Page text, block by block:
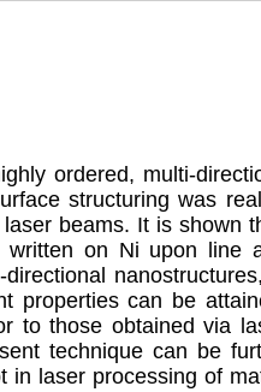
ordered, multi-
structuring was
beams. It is shown
on Ni upon line
properties can be
those obtained via
technique can be
laser processing of